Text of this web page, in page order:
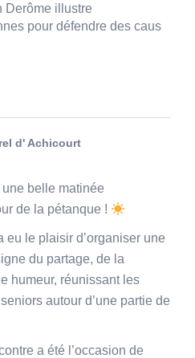
Derôme illustre
pour défendre des caus
d' Achicourt
belle matinée
de la pétanque !
eu le plaisir d’organiser une
du partage, de la
humeur, réunissant les
autour d’une partie de
a été l’occasion de